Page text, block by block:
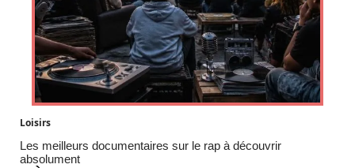
Loisirs
Les meilleurs documentaires sur le rap à découvrir
absolument